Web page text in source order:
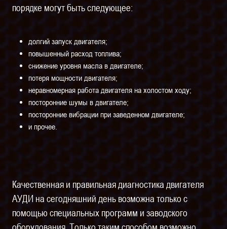
порядке могут быть следующее:
долгий запуск двигателя;
повышенный расход топлива;
снижение уровня масла в двигателе;
потеря мощности двигателя;
неравномерная работа двигателя на холостом ходу;
посторонние шумы в двигателе;
посторонние вибрации при заведенном двигателе;
и прочее.
Качественная и правильная диагностика двигателя
АУДИ на сегодняшний день возможна только с
помощью специальных программ и заводского